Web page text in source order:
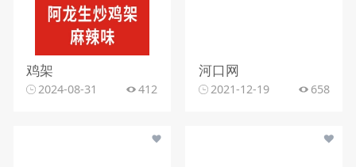
鸡架
2024-08-31 412
河口网
2021-12-19 658